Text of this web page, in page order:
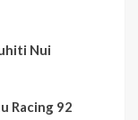
Nui
Racing 92